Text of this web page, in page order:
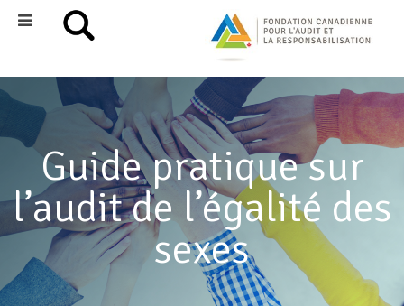
Guide pratique sur
l’audit de l’égalité des
sexes